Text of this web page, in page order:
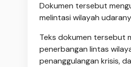
Dokumen tersebut
melintasi wilayah
Teks dokumen tersebut
penerbangan lintas
penanggulangan krisis,